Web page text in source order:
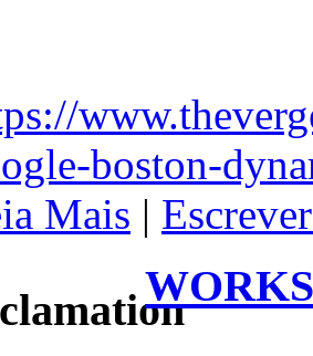
boston-
Mais |